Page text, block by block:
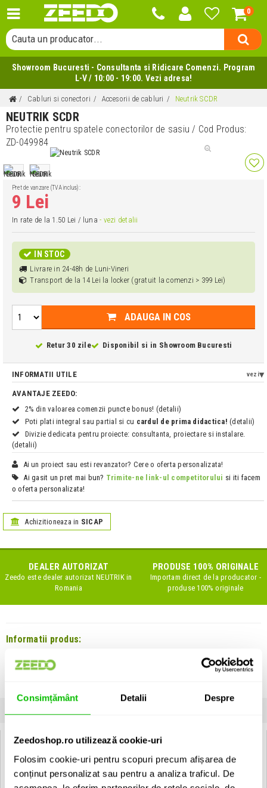
Consimțământ Detalii Despre
Zeedoshop.ro utilizează cookie-uri
Folosim cookie-uri pentru scopuri precum afișarea de
conținut personalizat sau pentru a analiza traficul. De
0
Cauta o categorie...
Cauta un producator...
Cauta un produs...
Showroom Bucuresti - Consultanta si Ridicare Comenzi. Program
L-V / 10:00 - 19:00. Vezi adresa!
Cabluri si conectori Accesorii de cabluri Neutrik SCDR
NEUTRIK SCDR
Protectie pentru spatele conectorilor de sasiu/ Cod Produs:
ZD-049984
Pret de vanzare (TVA inclus):
9 Lei
In rate de la 1.50 Lei / luna- vezi detalii
IN STOC
Livrare in 24-48h de Luni-Vineri
Transport de la 14 Lei la locker (gratuit la comenzi > 399 Lei)
ADAUGA IN COS
Retur 30 zile Disponibil si in Showroom Bucuresti
INFORMATII UTILE vezi
AVANTAJE ZEEDO:
2% din valoarea comenzii puncte bonus! (detalii)
Poti plati integral sau partial si cu cardul de prima didactica! (detalii)
Divizie dedicata pentru proiecte: consultanta, proiectare si instalare.
(detalii)
Ai un proiect sau esti revanzator? Cere o oferta personalizata!
Ai gasit un pret mai bun? Trimite-ne link-ul competitorului si iti facem
o oferta personalizata!
Achizitioneaza in SICAP
DEALER AUTORIZAT
Zeedo este dealer autorizatNEUTRIKin
Romania
PRODUSE 100% ORIGINALE
Importam direct de la producator -
produse 100% originale
Informatii produs:
Protectie din plastic pentru spatele conectorilor de sasiu D-shape
Specificatii Tehnice Neutrik SCDR
Tip produs Protectie pentru spatele conectorilor de sasiu